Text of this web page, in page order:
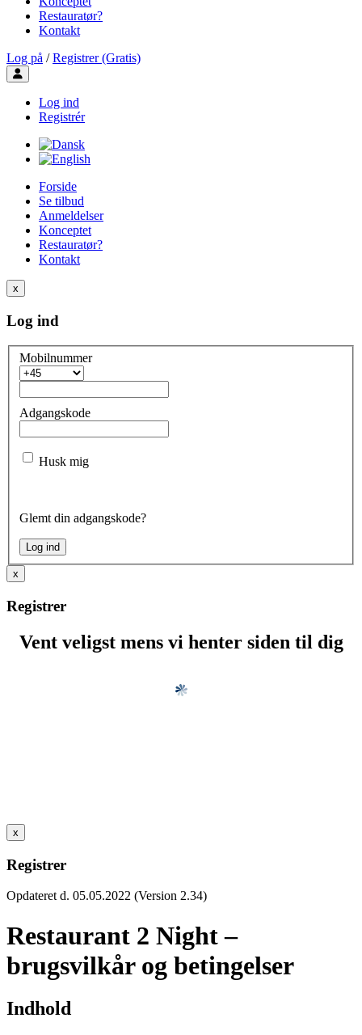
Restauratør?
Kontakt
Log på / Registrer (Gratis)
Toggle user menu
Log ind
Registrér
Forside
Se tilbud
Anmeldelser
Konceptet
Restauratør?
Kontakt
x
Log ind
Mobilnummer
Adgangskode
Husk mig
Glemt din adgangskode?
x
Registrer
Vent veligst mens vi henter siden til dig
x
Registrer
Opdateret d. 05.05.2022 (Version 2.34)
Restaurant 2 Night –
brugsvilkår og betingelser
Indhold